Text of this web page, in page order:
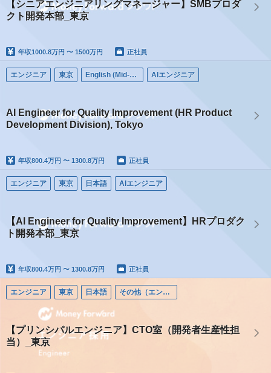
【シニアエンジニアリングマネージャー】SMBプロダ
クト開発本部_東京
年収1000.8万円 〜 1500万円 正社員
エンジニア 東京 English (Mid-career) AIエンジニア
AI Engineer for Quality Improvement (HR Product
Development Division), Tokyo
年収800.4万円 〜 1300.8万円 正社員
エンジニア 東京 日本語 AIエンジニア
【AI Engineer for Quality Improvement】HRプロダク
ト開発本部_東京
年収800.4万円 〜 1300.8万円 正社員
エンジニア 東京 日本語 その他（エンジニア）
【プリンシパルエンジニア】CTO室（開発者生産性担
当）_東京